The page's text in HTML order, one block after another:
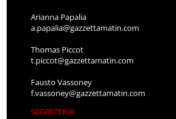
Arianna Papalia
a.papalia@gazzettamatin.com
Thomas Piccot
t.piccot@gazzettamatin.com
Fausto Vassoney
f.vassoney@gazzettamatin.com
SEGRETERIA